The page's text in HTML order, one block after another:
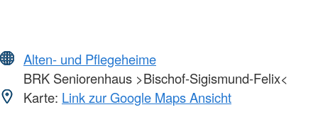
Alten- und Pflegeheime
BRK Seniorenhaus >Bischof-Sigismund-Felix<
Karte: Link zur Google Maps Ansicht